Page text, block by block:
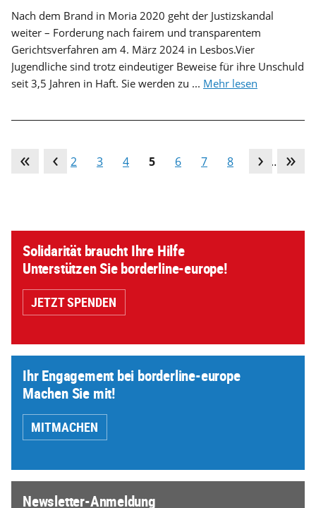
Nach dem Brand in Moria 2020 geht der Justizskandal
weiter – Forderung nach fairem und transparentem
Gerichtsverfahren am 4. März 2024 in Lesbos.Vier
Jugendliche sind trotz eindeutiger Beweise für ihre Unschuld
seit 3,5 Jahren in Haft. Sie werden zu ... Mehr lesen
2 3 4 5 6 7 8 9 …
Solidarität braucht Ihre Hilfe
Unterstützen Sie borderline-europe!
JETZT SPENDEN
Ihr Engagement bei borderline-europe
Machen Sie mit!
MITMACHEN
Newsletter-Anmeldung